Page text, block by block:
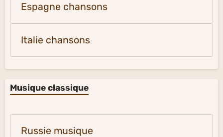
Espagne chansons
Italie chansons
Musique classique
Russie musique